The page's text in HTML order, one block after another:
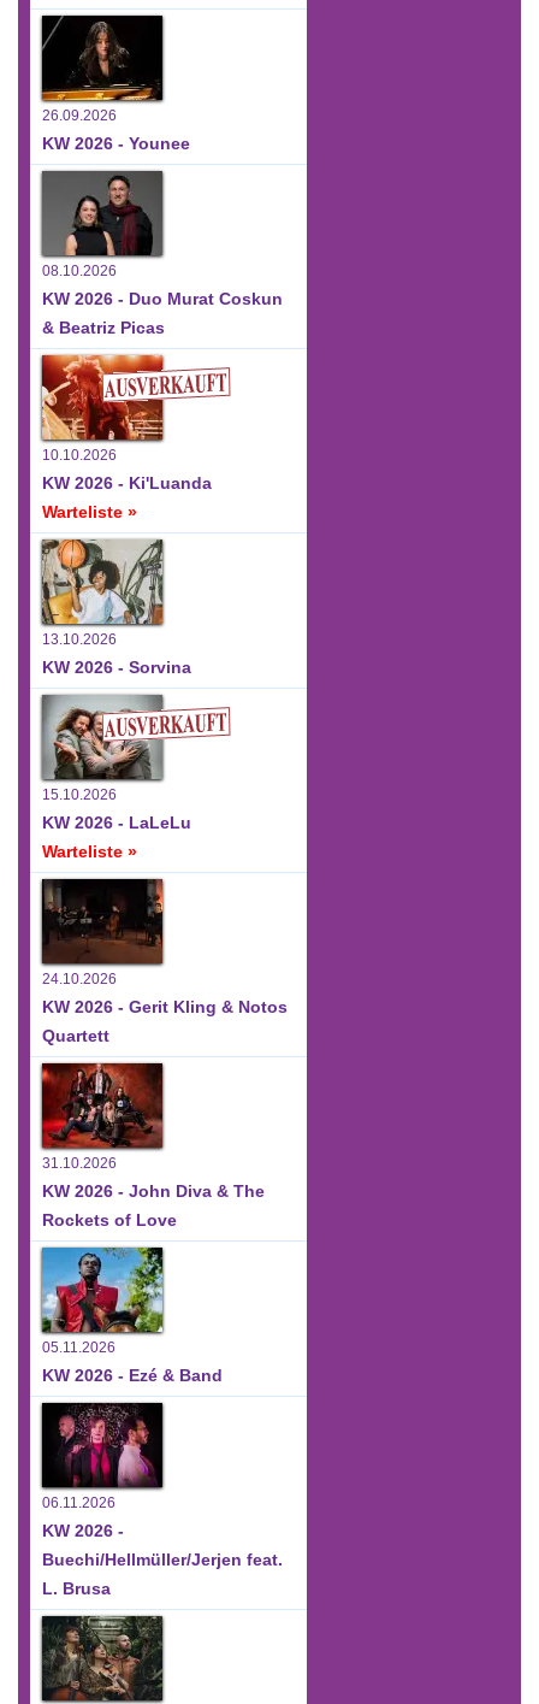
26.09.2026
KW 2026 - Younee
08.10.2026
KW 2026 - Duo Murat Coskun
& Beatriz Picas
10.10.2026
KW 2026 - Ki'Luanda
Warteliste »
13.10.2026
KW 2026 - Sorvina
15.10.2026
KW 2026 - LaLeLu
Warteliste »
24.10.2026
KW 2026 - Gerit Kling & Notos
Quartett
31.10.2026
KW 2026 - John Diva & The
Rockets of Love
05.11.2026
KW 2026 - Ezé & Band
06.11.2026
KW 2026 -
Buechi/Hellmüller/Jerjen feat.
L. Brusa